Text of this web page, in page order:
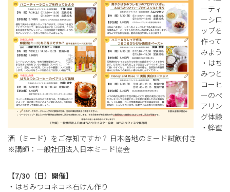
ーティ
ーシロ
ップを
作って
みよう
・はち
みつと
コーヒ
ーのペ
アリン
グ体験
・蜂蜜
酒（ミード）をご存知ですか？ 日本各地のミード試飲付き
※講師：一般社団法人日本ミード協会
【7/30（日）開催】
・はちみつコネコネ石けん作り